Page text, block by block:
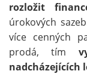
rozložit
úrokových
více cenných
prodá, tím
nadcházejících